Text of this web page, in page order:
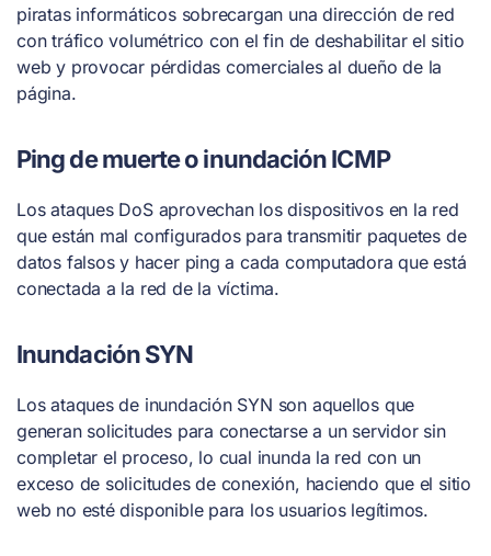
piratas informáticos sobrecargan una dirección de red
con tráfico volumétrico con el fin de deshabilitar el sitio
web y provocar pérdidas comerciales al dueño de la
página.
Ping de muerte o inundación ICMP
Los ataques DoS aprovechan los dispositivos en la red
que están mal configurados para transmitir paquetes de
datos falsos y hacer ping a cada computadora que está
conectada a la red de la víctima.
Inundación SYN
Los ataques de inundación SYN son aquellos que
generan solicitudes para conectarse a un servidor sin
completar el proceso, lo cual inunda la red con un
exceso de solicitudes de conexión, haciendo que el sitio
web no esté disponible para los usuarios legítimos.